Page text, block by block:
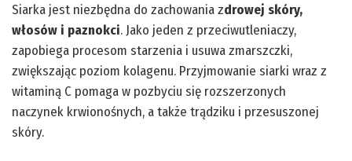
Siarka jest niezbędna do zachowania zdrowej skóry,
włosów i paznokci. Jako jeden z przeciwutleniaczy,
zapobiega procesom starzenia i usuwa zmarszczki,
zwiększając poziom kolagenu. Przyjmowanie siarki wraz z
witaminą C pomaga w pozbyciu się rozszerzonych
naczynek krwionośnych, a także trądziku i przesuszonej
skóry.